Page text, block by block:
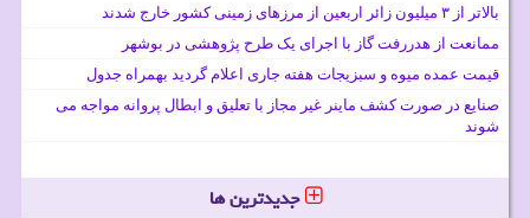
بالاتر از ۳ میلیون زائر اربعین از مرزهای زمینی کشور خارج شدند
ممانعت از هدررفت گاز با اجرای یک طرح پژوهشی در بوشهر
قیمت عمده میوه و سبزیجات هفته جاری اعلام گردید بهمراه جدول
صنایع در صورت کشف ماینر غیر مجاز با تعلیق و ابطال پروانه مواجه می
شوند
جدیدترین ها